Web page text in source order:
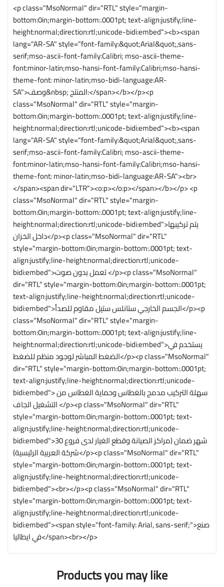
<p class="MsoNormal" dir="RTL" style="margin-
bottom:0in;margin-bottom:.0001pt; text-align:justify;line-
height:normal;direction:rtl;unicode-bidi:embed"><b><span
lang="AR-SA" style="font-family:&quot;Arial&quot;,sans-
serif;mso-ascii-font-family:Calibri; mso-ascii-theme-
font:minor-latin;mso-hansi-font-family:Calibri;mso-hansi-
theme-font: minor-latin;mso-bidi-language:AR-
SA">وصف&nbsp; المنتج:</span></b></p><p
class="MsoNormal" dir="RTL" style="margin-
bottom:0in;margin-bottom:.0001pt; text-align:justify;line-
height:normal;direction:rtl;unicode-bidi:embed"><b><span
lang="AR-SA" style="font-family:&quot;Arial&quot;,sans-
serif;mso-ascii-font-family:Calibri; mso-ascii-theme-
font:minor-latin;mso-hansi-font-family:Calibri;mso-hansi-
theme-font: minor-latin;mso-bidi-language:AR-SA"><br>
</span><span dir="LTR"><o:p></o:p></span></b></p> <p
class="MsoNormal" dir="RTL" style="margin-
bottom:0in;margin-bottom:.0001pt; text-align:justify;line-
height:normal;direction:rtl;unicode-bidi:embed">يتم تركيبها
داخل الخزان</p><p class="MsoNormal" dir="RTL"
style="margin-bottom:0in;margin-bottom:.0001pt; text-
align:justify;line-height:normal;direction:rtl;unicode-
bidi:embed">تعمل بدون صوت </p><p class="MsoNormal"
dir="RTL" style="margin-bottom:0in;margin-bottom:.0001pt;
text-align:justify;line-height:normal;direction:rtl;unicode-
bidi:embed">الجسم الخارجي ستانلس ستيل مقاوم للصدأ</p><p
class="MsoNormal" dir="RTL" style="margin-
bottom:0in;margin-bottom:.0001pt; text-align:justify;line-
height:normal;direction:rtl;unicode-bidi:embed">يستخدم في
الضغط المباشر لوجود منظم للضغط</p><p class="MsoNormal"
dir="RTL" style="margin-bottom:0in;margin-bottom:.0001pt;
text-align:justify;line-height:normal;direction:rtl;unicode-
bidi:embed"> سهلة التركيب مدمج بالغطاس وحماية الغطاس من
التشغيل الجاف </p><p class="MsoNormal" dir="RTL"
style="margin-bottom:0in;margin-bottom:.0001pt; text-
align:justify;line-height:normal;direction:rtl;unicode-
bidi:embed">30 شهر ضمان (مراكز الصيانة وقطع الغيار لدى فروع
شركة العربية الرئيسية)</p><p class="MsoNormal" dir="RTL"
style="margin-bottom:0in;margin-bottom:.0001pt; text-
align:justify;line-height:normal;direction:rtl;unicode-
bidi:embed"><br></p><p class="MsoNormal" dir="RTL"
style="margin-bottom:0in;margin-bottom:.0001pt; text-
align:justify;line-height:normal;direction:rtl;unicode-
bidi:embed"><span style="font-family: Arial, sans-serif;">صنع
في ايطاليا</span><br></p>
Products you may like